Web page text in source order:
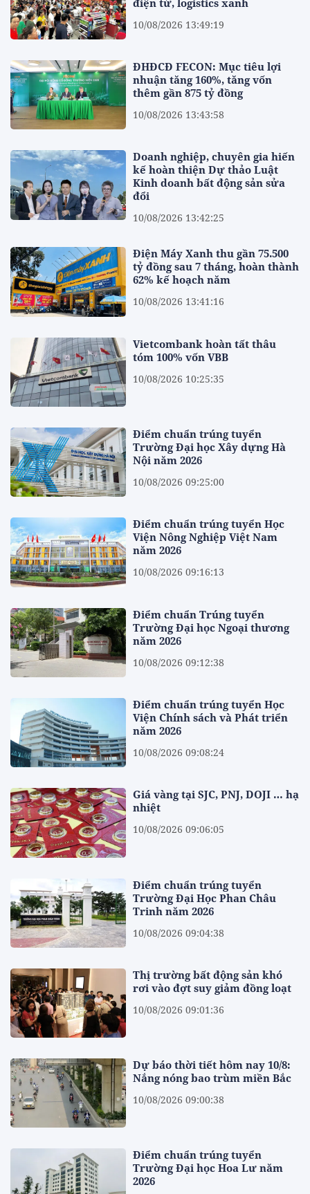
10/08/2026 13:49:19
ĐHĐCĐ FECON: Mục tiêu lợi
nhuận tăng 160%, tăng vốn
thêm gần 875 tỷ đồng
10/08/2026 13:43:58
Doanh nghiệp, chuyên gia hiến
kế hoàn thiện Dự thảo Luật
Kinh doanh bất động sản sửa
đổi
10/08/2026 13:42:25
Điện Máy Xanh thu gần 75.500
tỷ đồng sau 7 tháng, hoàn thành
62% kế hoạch năm
10/08/2026 13:41:16
Vietcombank hoàn tất thâu
tóm 100% vốn VBB
10/08/2026 10:25:35
Điểm chuẩn trúng tuyển
Trường Đại học Xây dựng Hà
Nội năm 2026
10/08/2026 09:25:00
Điểm chuẩn trúng tuyển Học
Viện Nông Nghiệp Việt Nam
năm 2026
10/08/2026 09:16:13
Điểm chuẩn Trúng tuyển
Trường Đại học Ngoại thương
năm 2026
10/08/2026 09:12:38
Điểm chuẩn trúng tuyển Học
Viện Chính sách và Phát triển
năm 2026
10/08/2026 09:08:24
Giá vàng tại SJC, PNJ, DOJI … hạ
nhiệt
10/08/2026 09:06:05
Điểm chuẩn trúng tuyển
Trường Đại Học Phan Châu
Trinh năm 2026
10/08/2026 09:04:38
Thị trường bất động sản khó
rơi vào đợt suy giảm đồng loạt
10/08/2026 09:01:36
Dự báo thời tiết hôm nay 10/8:
Nắng nóng bao trùm miền Bắc
10/08/2026 09:00:38
Điểm chuẩn trúng tuyển
Trường Đại học Hoa Lư năm
2026